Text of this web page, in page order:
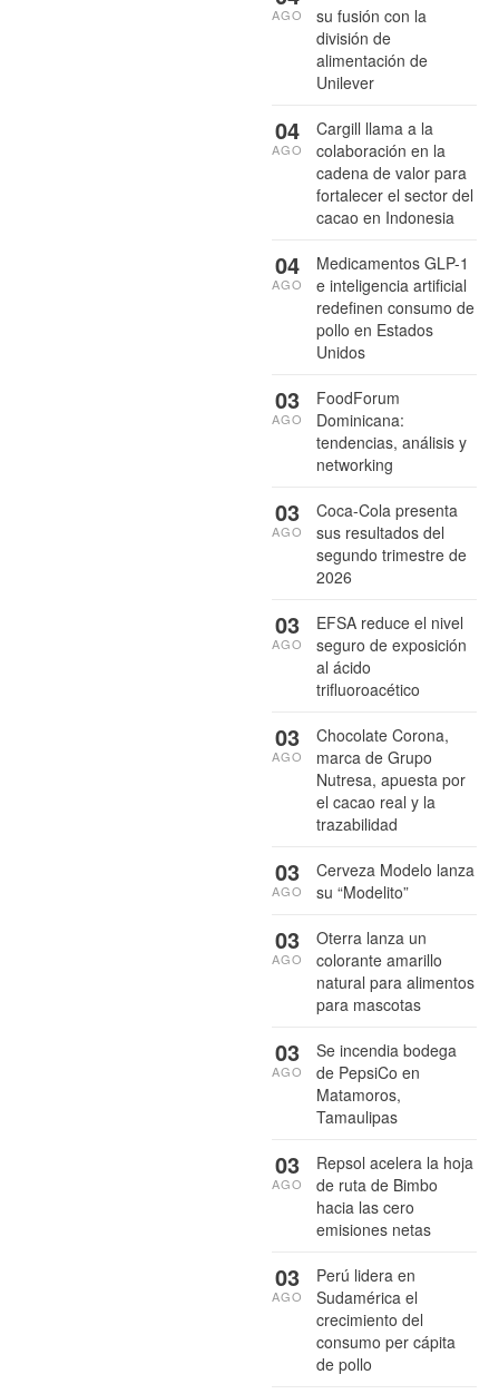
su fusión con la
división de
alimentación de
Unilever
AGO
Cargill llama a la
colaboración en la
cadena de valor para
fortalecer el sector del
cacao en Indonesia
04
AGO
Medicamentos GLP-1
e inteligencia artificial
redefinen consumo de
pollo en Estados
Unidos
04
AGO
FoodForum
Dominicana:
tendencias, análisis y
networking
03
AGO
Coca-Cola presenta
sus resultados del
segundo trimestre de
2026
03
AGO
EFSA reduce el nivel
seguro de exposición
al ácido
trifluoroacético
03
AGO
Chocolate Corona,
marca de Grupo
Nutresa, apuesta por
el cacao real y la
trazabilidad
03
AGO
Cerveza Modelo lanza
su “Modelito”
03
AGO
Oterra lanza un
colorante amarillo
natural para alimentos
para mascotas
03
AGO
Se incendia bodega
de PepsiCo en
Matamoros,
Tamaulipas
03
AGO
Repsol acelera la hoja
de ruta de Bimbo
hacia las cero
emisiones netas
03
AGO
Perú lidera en
Sudamérica el
crecimiento del
consumo per cápita
de pollo
03
AGO